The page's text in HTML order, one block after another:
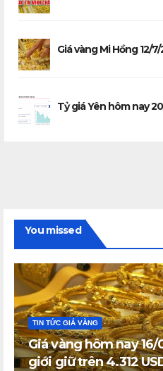
Giá vàng Mi Hồng 12/
Tỷ giá Yên hôm nay
You missed
TIN TỨC GIÁ VÀNG
Giá vàng hôm nay
giới giữ trên 4.312